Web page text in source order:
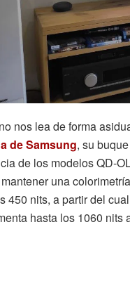
nos lea de forma
de Samsung, su
de los modelos QD-
una
450 nits, a partir del
hasta los 1060 nits